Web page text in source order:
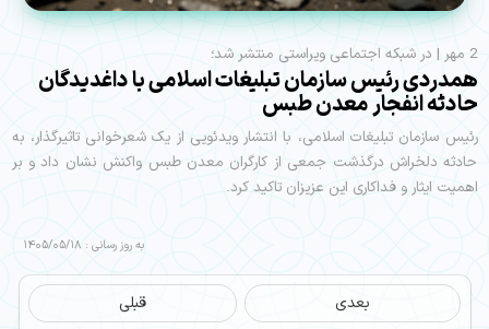
2 مهر | در شبکه اجتماعی ویراستی منتشر شد؛
همدردی رئیس سازمان تبلیغات اسلامی با داغدیدگان
حادثه انفجار معدن طبس
رئیس سازمان تبلیغات اسلامی، با انتشار ویدئویی از یک شعرخوانی تاثیرگذار، به
حادثه دلخراش درگذشت جمعی از کارگران معدن طبس واکنش نشان داد و بر
اهمیت ایثار و فداکاری این عزیزان تاکید کرد.
به روز رسانی : 1405/05/18
قبلی
بعدی